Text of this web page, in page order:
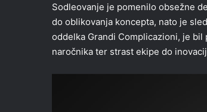
Sodleovanje je pomenilo obsežne
do oblikovanja koncepta, nato je
oddelka Grandi Complicazioni, je
naročnika ter strast ekipe do